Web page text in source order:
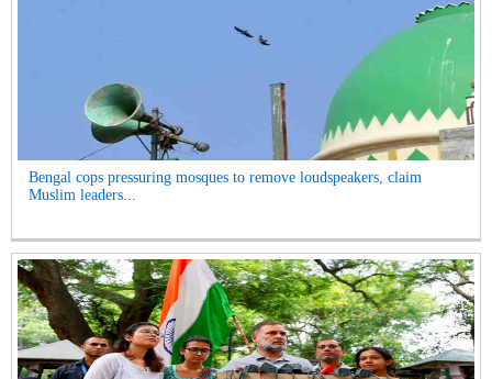
Bengal cops pressuring mosques to remove loudspeakers, claim
Muslim leaders...